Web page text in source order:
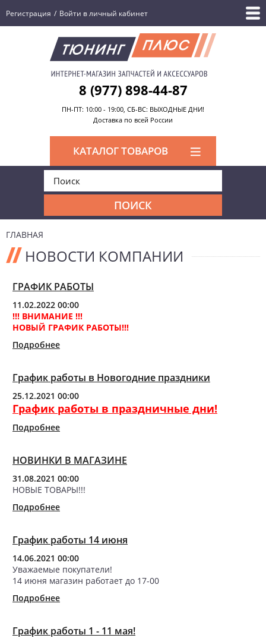
Регистрация / Войти в личный кабинет
8 (977) 898-44-87
ПН-ПТ: 10:00 - 19:00, СБ-ВС: ВЫХОДНЫЕ ДНИ!
Доставка по всей России
КАТАЛОГ ТОВАРОВ
ГЛАВНАЯ
НОВОСТИ КОМПАНИИ
ГРАФИК РАБОТЫ
11.02.2022 00:00
!!! ВНИМАНИЕ !!!
НОВЫЙ ГРАФИК РАБОТЫ!!!
Подробнее
График работы в Новогодние праздники
25.12.2021 00:00
График работы в праздничные дни!
Подробнее
НОВИНКИ В МАГАЗИНЕ
31.08.2021 00:00
НОВЫЕ ТОВАРЫ!!!
Подробнее
График работы 14 июня
14.06.2021 00:00
Уважаемые покупатели!
14 июня магазин работает до 17-00
Подробнее
График работы 1 - 11 мая!